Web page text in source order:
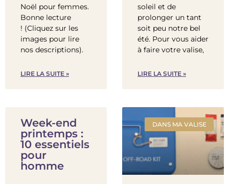
Noël pour femmes.
Bonne lecture
! (Cliquez sur les
images pour lire
nos descriptions).
LIRE LA SUITE »
soleil et de
prolonger un tant
soit peu notre bel
été. Pour vous aider
à faire votre valise,
LIRE LA SUITE »
Week-end
printemps :
10 essentiels
pour
homme
DANS MA VALISE